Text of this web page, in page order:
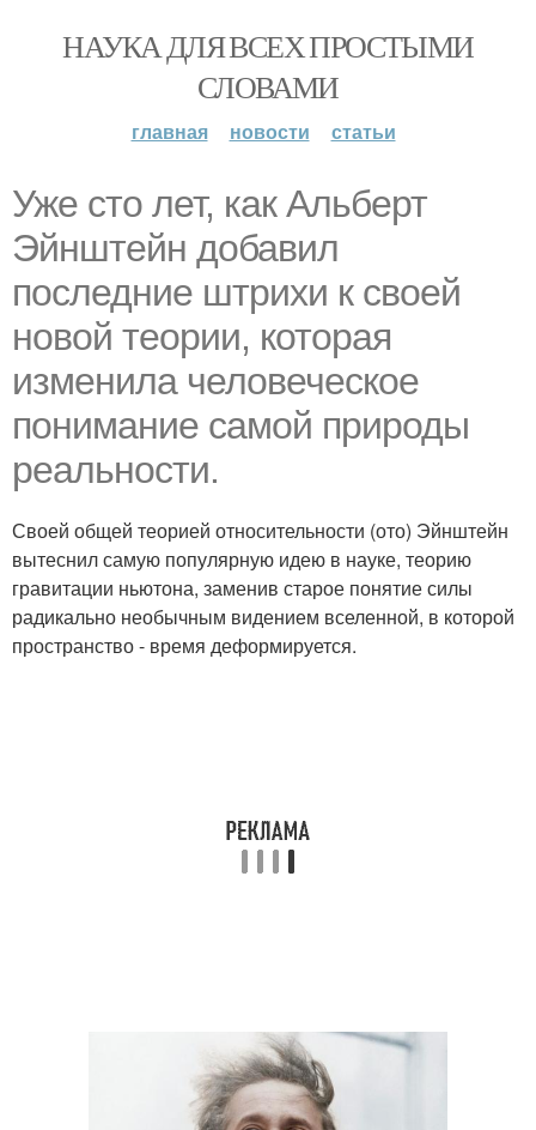
НАУКА ДЛЯ ВСЕХ ПРОСТЫМИ
СЛОВАМИ
главная новости статьи
Уже сто лет, как Альберт
Эйнштейн добавил
последние штрихи к своей
новой теории, которая
изменила человеческое
понимание самой природы
реальности.
Своей общей теорией относительности (ото) Эйнштейн
вытеснил самую популярную идею в науке, теорию
гравитации ньютона, заменив старое понятие силы
радикально необычным видением вселенной, в которой
пространство - время деформируется.